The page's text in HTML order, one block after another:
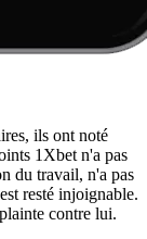
ils ont noté
1Xbet n'a pas
du travail, n'a pas
resté injoignable.
contre lui.